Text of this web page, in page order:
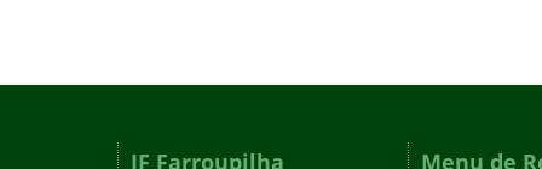
IF Farroupilha Menu de